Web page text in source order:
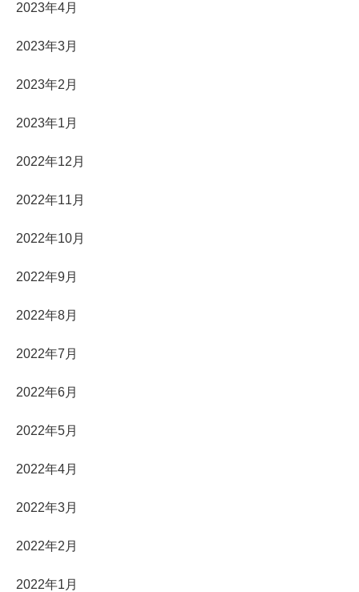
2023年4月
2023年3月
2023年2月
2023年1月
2022年12月
2022年11月
2022年10月
2022年9月
2022年8月
2022年7月
2022年6月
2022年5月
2022年4月
2022年3月
2022年2月
2022年1月